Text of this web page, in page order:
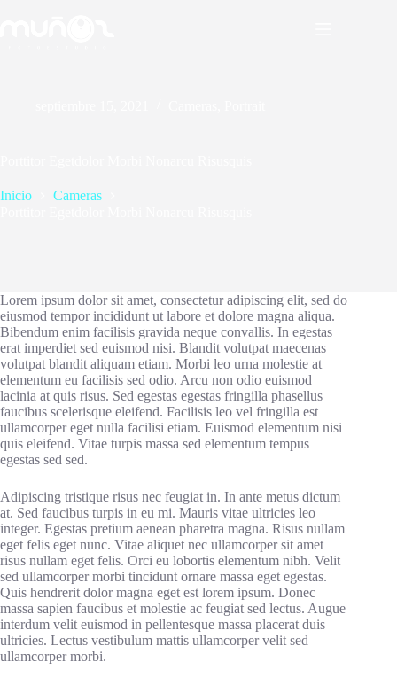
Inicio
Cameras
Lorem ipsum dolor sit amet, consectetur adipiscing elit, sed do
eiusmod tempor incididunt ut labore et dolore magna aliqua.
Bibendum enim facilisis gravida neque convallis. In egestas
erat imperdiet sed euismod nisi. Blandit volutpat maecenas
volutpat blandit aliquam etiam. Morbi leo urna molestie at
elementum eu facilisis sed odio. Arcu non odio euismod
lacinia at quis risus. Sed egestas egestas fringilla phasellus
faucibus scelerisque eleifend. Facilisis leo vel fringilla est
ullamcorper eget nulla facilisi etiam. Euismod elementum nisi
quis eleifend. Vitae turpis massa sed elementum tempus
egestas sed sed.
Adipiscing tristique risus nec feugiat in. In ante metus dictum
at. Sed faucibus turpis in eu mi. Mauris vitae ultricies leo
integer. Egestas pretium aenean pharetra magna. Risus nullam
eget felis eget nunc. Vitae aliquet nec ullamcorper sit amet
risus nullam eget felis. Orci eu lobortis elementum nibh. Velit
sed ullamcorper morbi tincidunt ornare massa eget egestas.
Quis hendrerit dolor magna eget est lorem ipsum. Donec
massa sapien faucibus et molestie ac feugiat sed lectus. Augue
interdum velit euismod in pellentesque massa placerat duis
ultricies. Lectus vestibulum mattis ullamcorper velit sed
ullamcorper morbi.